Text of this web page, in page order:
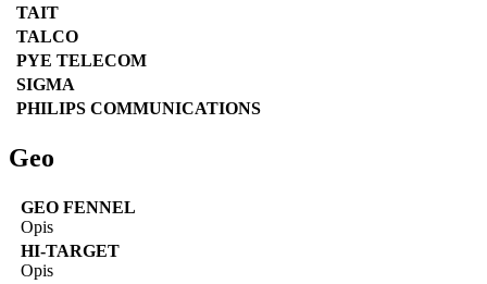
TAIT
TALCO
PYE TELECOM
SIGMA
PHILIPS COMMUNICATIONS
Geo
GEO FENNEL
Opis
HI-TARGET
Opis